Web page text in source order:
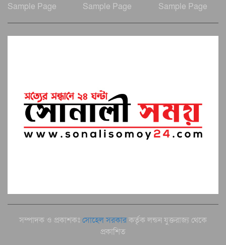
Sample Page
Sample Page Sample Page
সম্পাদক ও প্রকাশকঃ সোহেল সরকারকর্তৃক লন্ডন যুক্তরাজ্য থেকে
প্রকাশিত